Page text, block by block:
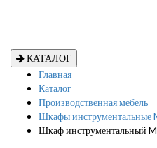
КАТАЛОГ
Главная
Каталог
Производственная мебель
Шкафы инструментальные
Шкаф инструментальный